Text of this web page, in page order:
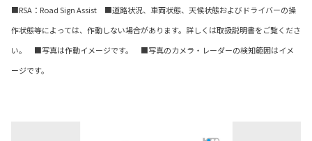
■RSA：Road Sign Assist ■道路状況、車両状態、天候状態およびドライバーの操
作状態等によっては、作動しない場合があります。詳しくは取扱説明書をご覧くださ
い。 ■写真は作動イメージです。 ■写真のカメラ・レーダーの検知範囲はイメ
ージです。